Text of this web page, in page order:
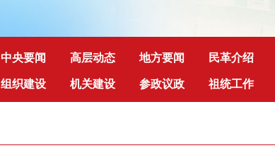
中央要闻 高层动态 地方要闻 民革介绍
组织建设 机关建设 参政议政 祖统工作